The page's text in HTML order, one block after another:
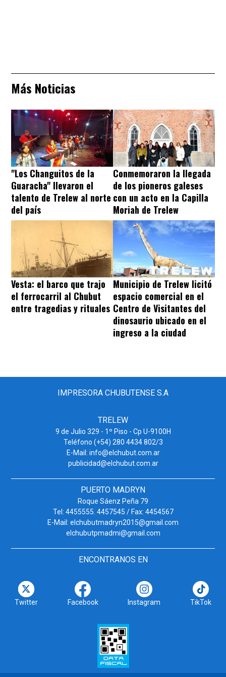
Más Noticias
"Los Changuitos de la
Guaracha" llevaron el
talento de Trelew al norte
del país
Conmemoraron la llegada
de los pioneros galeses
con un acto en la Capilla
Moriah de Trelew
Vesta: el barco que trajo
el ferrocarril al Chubut
entre tragedias y rituales
Municipio de Trelew licitó
espacio comercial en el
Centro de Visitantes del
dinosaurio ubicado en el
ingreso a la ciudad
IMPRESORA CHUBUTENSE S.A
TRELEW
9 de Julio 329 - 1º Piso - Cp U-9100H
Teléfono (+54) 280 4434 802/3
E-Mail: info@elchubut.com.ar
publicidad@elchubut.com.ar
PUERTO MADRYN
Roque Sáenz Peña 79
Tel: 4455555. 4457545 / Fax: 4454567
E-Mail: elchubutmadryn2015@gmail.com
elchubutpmadmi@gmail.com
ENCONTRANOS EN
Twitter Facebook Instagram TikTok